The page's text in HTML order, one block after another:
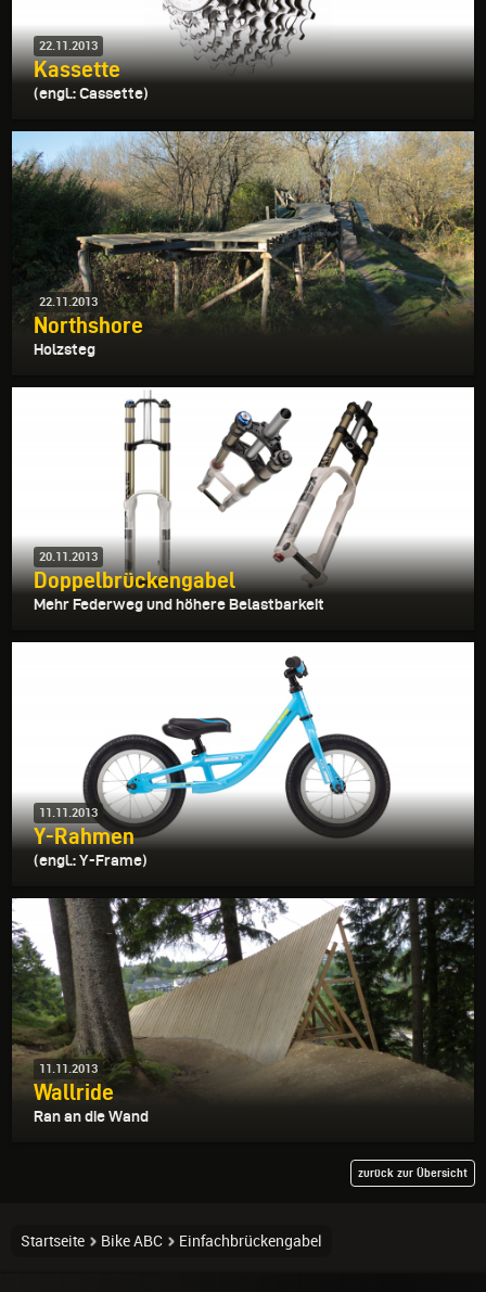
22.11.2013
Kassette
(engl.: Cassette)
22.11.2013
Northshore
Holzsteg
20.11.2013
Doppelbrückengabel
Mehr Federweg und höhere Belastbarkeit
11.11.2013
Y-Rahmen
(engl.: Y-Frame)
11.11.2013
Wallride
Ran an die Wand
zurück zur Übersicht
Startseite Bike ABC Einfachbrückengabel